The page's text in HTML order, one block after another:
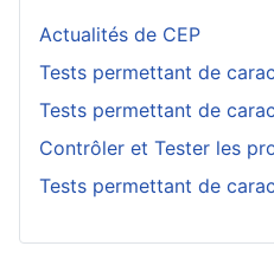
Actualités de CEP
Tests permettant de
Tests permettant de
Contrôler et Tester les
Tests permettant de